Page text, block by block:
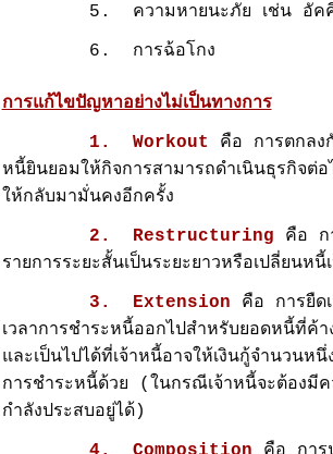
5. ความหายนะภัย เช่น อัคคีภัย
6. การฉ้อโกง
การแก้ไขปัญหาอย่างไม่เป็นทางการ
1. Workout คือ การตกลง
หนี้ยินยอมให้กิจการสามารถดำเนินธุรกิจต่
ให้กลับมามั่นคงอีกครั้ง
2. Restructuring คือ ก
รายการระยะสั้นเป็นระยะยาวหรือเปลี่ยนหนี้
3. Extension คือ การยืด
เวลาการชำระหนี้ออกไปสำหรับยอดหนี้ที่ค้
และเป็นไปได้ที่เจ้าหนี้อาจให้เงินกู้จำนวน
การชำระหนี้ด้วย (ในกรณีเจ้าหนี้จะต้องมี
กำลังประสบอยู่ได้)